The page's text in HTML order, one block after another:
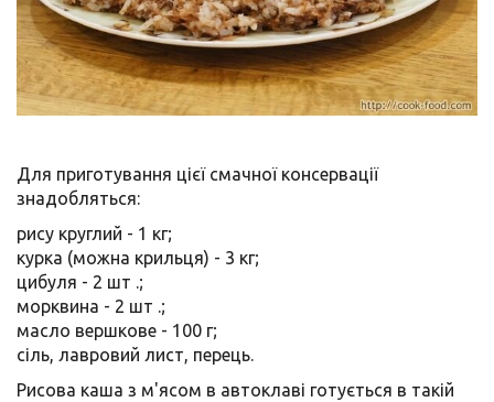
Для приготування цієї смачної консервації
знадобляться:
рису круглий - 1 кг;
курка (можна крильця) - 3 кг;
цибуля - 2 шт .;
морквина - 2 шт .;
масло вершкове - 100 г;
сіль, лавровий лист, перець.
Рисова каша з м'ясом в автоклаві готується в такій